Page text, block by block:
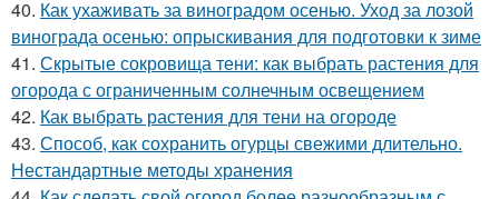
40. Как ухаживать за виноградом осенью. Уход за лозой
винограда осенью: опрыскивания для подготовки к зиме
41. Скрытые сокровища тени: как выбрать растения для
огорода с ограниченным солнечным освещением
42. Как выбрать растения для тени на огороде
43. Способ, как сохранить огурцы свежими длительно.
Нестандартные методы хранения